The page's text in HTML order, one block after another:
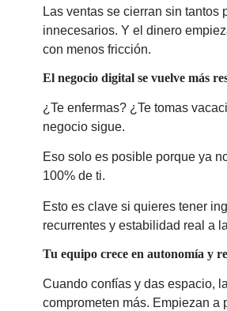
Las ventas se cierran sin tantos
innecesarios. Y el dinero
con menos fricción.
El negocio digital se vuelve más
¿Te enfermas? ¿Te tomas
negocio sigue.
Eso solo es posible porque ya
100% de ti.
Esto es clave si quieres tener
recurrentes y estabilidad real a
Tu equipo crece en autonomía y
Cuando confías y das espacio,
comprometen más. Empiezan a